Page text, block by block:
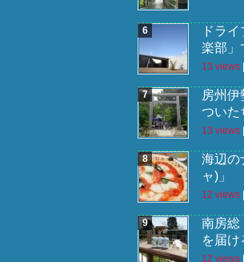
ドラ
楽部」
13 views
房州
ついた
13 views
海辺の
ャ)」
12 views
南房総
を届け
12 views